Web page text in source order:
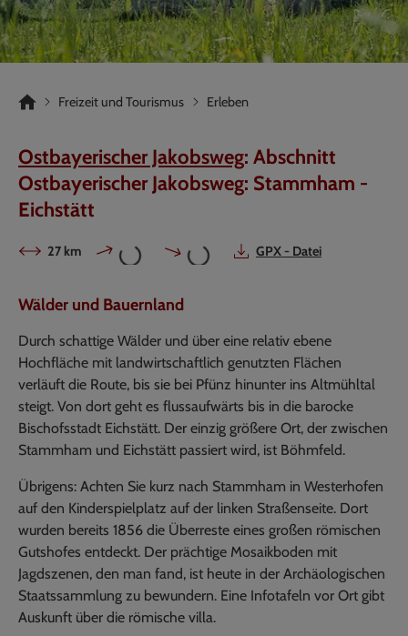
Erleben
Freizeit und Tourismus
Ostbayerischer Jakobsweg: Abschnitt
Ostbayerischer Jakobsweg: Stammham -
Eichstätt
27 km GPX - Datei
Wälder und Bauernland
Durch schattige Wälder und über eine relativ ebene
Hochfläche mit landwirtschaftlich genutzten Flächen
verläuft die Route, bis sie bei Pfünz hinunter ins Altmühltal
steigt. Von dort geht es flussaufwärts bis in die barocke
Bischofsstadt Eichstätt. Der einzig größere Ort, der zwischen
Stammham und Eichstätt passiert wird, ist Böhmfeld.
Übrigens: Achten Sie kurz nach Stammham in Westerhofen
auf den Kinderspielplatz auf der linken Straßenseite. Dort
wurden bereits 1856 die Überreste eines großen römischen
Gutshofes entdeckt. Der prächtige Mosaikboden mit
Jagdszenen, den man fand, ist heute in der Archäologischen
Staatssammlung zu bewundern. Eine Infotafeln vor Ort gibt
Auskunft über die römische villa.